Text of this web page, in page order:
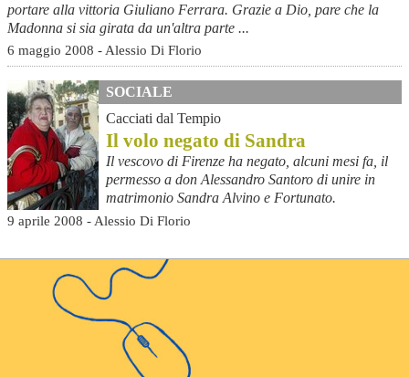
portare alla vittoria Giuliano Ferrara. Grazie a Dio, pare che la
Madonna si sia girata da un'altra parte ...
6 maggio 2008 - Alessio Di Florio
SOCIALE
Cacciati dal Tempio
Il volo negato di Sandra
Il vescovo di Firenze ha negato, alcuni mesi fa, il
permesso a don Alessandro Santoro di unire in
matrimonio Sandra Alvino e Fortunato.
9 aprile 2008 - Alessio Di Florio